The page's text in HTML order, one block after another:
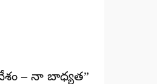
దేశం – నా బాధ్యత”